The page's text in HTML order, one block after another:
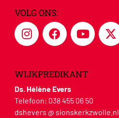
VOLG ONS:
WIJKPREDIKANT
Ds. Hélène Evers
Telefoon: 038 455 06 50
dshevers @ sionskerkzwolle.nl